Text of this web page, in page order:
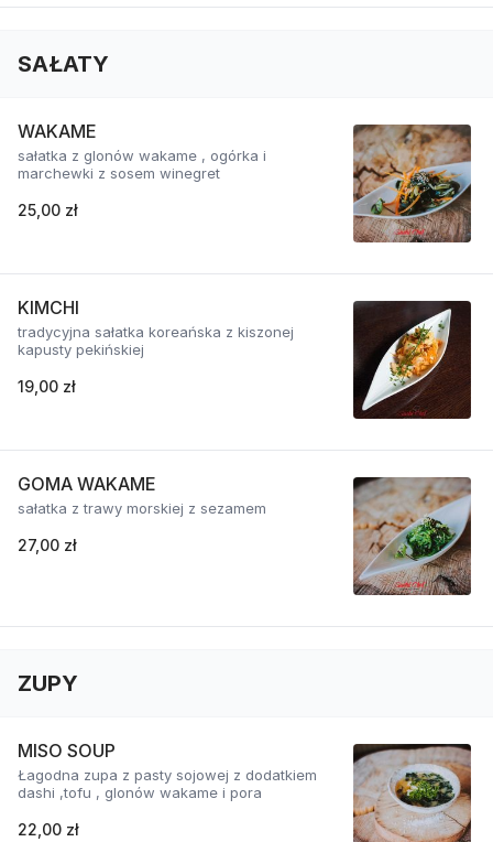
SAŁATY
WAKAME
sałatka z glonów wakame , ogórka i
marchewki z sosem winegret
25,00 zł
KIMCHI
tradycyjna sałatka koreańska z kiszonej
kapusty pekińskiej
19,00 zł
GOMA WAKAME
sałatka z trawy morskiej z sezamem
27,00 zł
ZUPY
MISO SOUP
Łagodna zupa z pasty sojowej z dodatkiem
dashi ,tofu , glonów wakame i pora
22,00 zł